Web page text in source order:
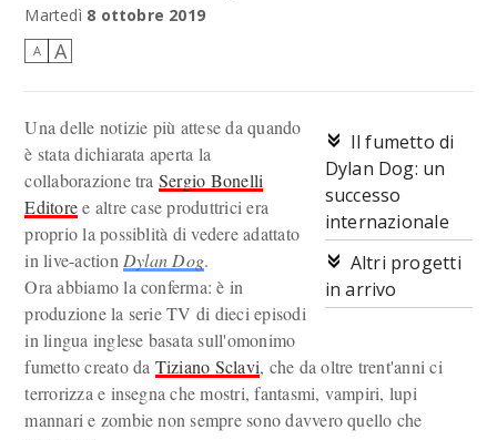
Martedì 8 ottobre 2019
A A
Il fumetto di
Dylan Dog: un
successo
internazionale
Altri progetti
in arrivo
Una delle notizie più attese da quando
è stata dichiarata aperta la
collaborazione tra Sergio Bonelli
Editoree altre case produttrici era
proprio la possiblità di vedere adattato
in live-action Dylan Dog.
Ora abbiamo la conferma: è in
produzione la serie TV di dieci episodi
in lingua inglese basata sull'omonimo
fumetto creato da Tiziano Sclavi, che da oltre trent'anni ci
terrorizza e insegna che mostri, fantasmi, vampiri, lupi
mannari e zombie non sempre sono davvero quello che